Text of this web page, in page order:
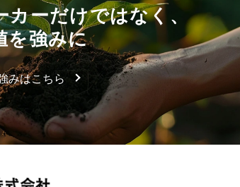
ーだけではなく、
を強みに
みはこちら